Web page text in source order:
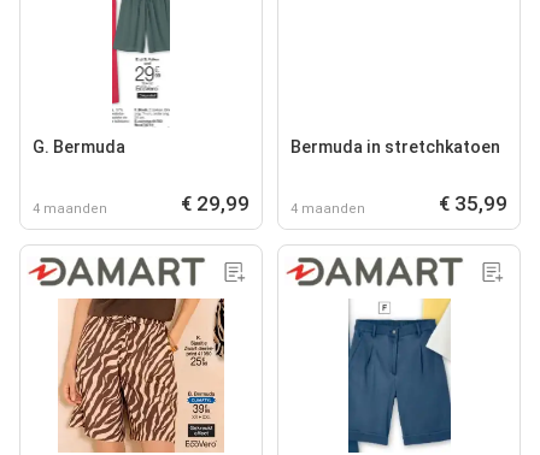
G. Bermuda
4 maanden € 29,99
Bermuda in stretchkatoen
4 maanden € 35,99